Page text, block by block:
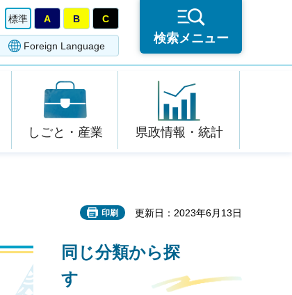
標準 A B C
Foreign Language
検索メニュー
しごと・産業 県政情報・統計
印刷 更新日：2023年6月13日
同じ分類から探
す